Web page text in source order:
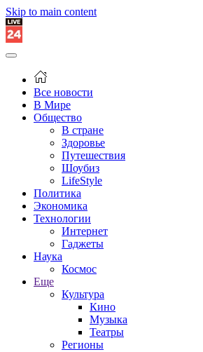
Skip to main content
Все новости
В Мире
Общество
В стране
Здоровье
Путешествия
Шоубиз
LifeStyle
Политика
Экономика
Технологии
Интернет
Гаджеты
Наука
Космос
Еще
Культура
Кино
Музыка
Театры
Регионы